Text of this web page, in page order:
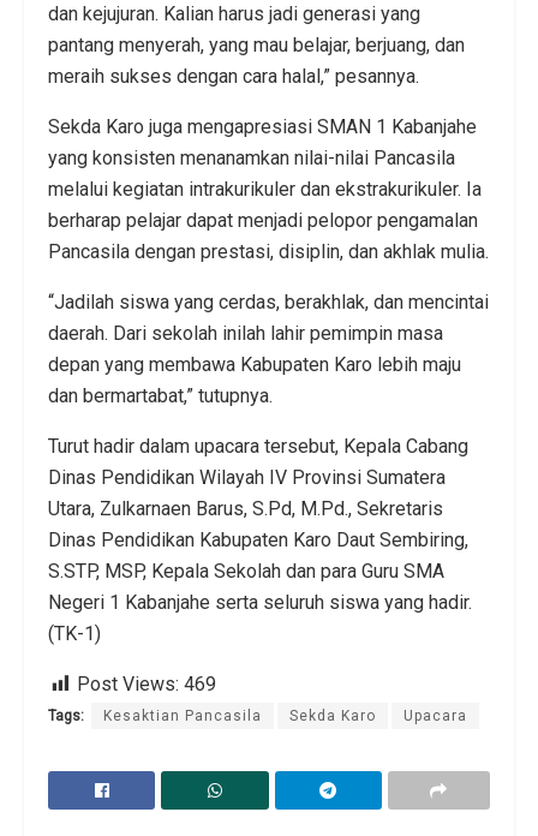
dan kejujuran. Kalian harus jadi generasi yang
pantang menyerah, yang mau belajar, berjuang, dan
meraih sukses dengan cara halal,” pesannya.
Sekda Karo juga mengapresiasi SMAN 1 Kabanjahe
yang konsisten menanamkan nilai-nilai Pancasila
melalui kegiatan intrakurikuler dan ekstrakurikuler. Ia
berharap pelajar dapat menjadi pelopor pengamalan
Pancasila dengan prestasi, disiplin, dan akhlak mulia.
“Jadilah siswa yang cerdas, berakhlak, dan mencintai
daerah. Dari sekolah inilah lahir pemimpin masa
depan yang membawa Kabupaten Karo lebih maju
dan bermartabat,” tutupnya.
Turut hadir dalam upacara tersebut, Kepala Cabang
Dinas Pendidikan Wilayah IV Provinsi Sumatera
Utara, Zulkarnaen Barus, S.Pd, M.Pd., Sekretaris
Dinas Pendidikan Kabupaten Karo Daut Sembiring,
S.STP, MSP, Kepala Sekolah dan para Guru SMA
Negeri 1 Kabanjahe serta seluruh siswa yang hadir.
(TK-1)
Post Views: 469
Tags: Kesaktian Pancasila Sekda Karo Upacara